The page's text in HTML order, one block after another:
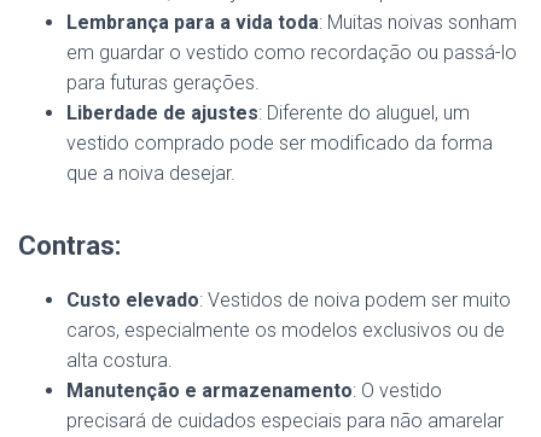
Lembrança para a vida toda: Muitas noivas sonham
em guardar o vestido como recordação ou passá-lo
para futuras gerações.
Liberdade de ajustes: Diferente do aluguel, um
vestido comprado pode ser modificado da forma
que a noiva desejar.
Contras:
Custo elevado: Vestidos de noiva podem ser muito
caros, especialmente os modelos exclusivos ou de
alta costura.
Manutenção e armazenamento: O vestido
precisará de cuidados especiais para não amarelar